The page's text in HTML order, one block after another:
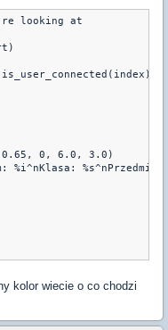
looking at
is_user_connected(index)
0.65, 0, 6.0, 3.0)
%i^nKlasa:
kolor wiecie o co chodzi